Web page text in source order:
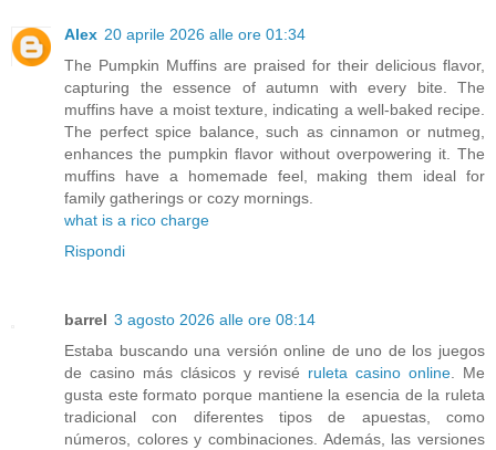
Alex 20 aprile 2026 alle ore 01:34
The Pumpkin Muffins are praised for their delicious flavor,
capturing the essence of autumn with every bite. The
muffins have a moist texture, indicating a well-baked recipe.
The perfect spice balance, such as cinnamon or nutmeg,
enhances the pumpkin flavor without overpowering it. The
muffins have a homemade feel, making them ideal for
family gatherings or cozy mornings.
what is a rico charge
Rispondi
barrel 3 agosto 2026 alle ore 08:14
Estaba buscando una versión online de uno de los juegos
de casino más clásicos y revisé ruleta casino online . Me
gusta este formato porque mantiene la esencia de la ruleta
tradicional con diferentes tipos de apuestas, como
números, colores y combinaciones. Además, las versiones